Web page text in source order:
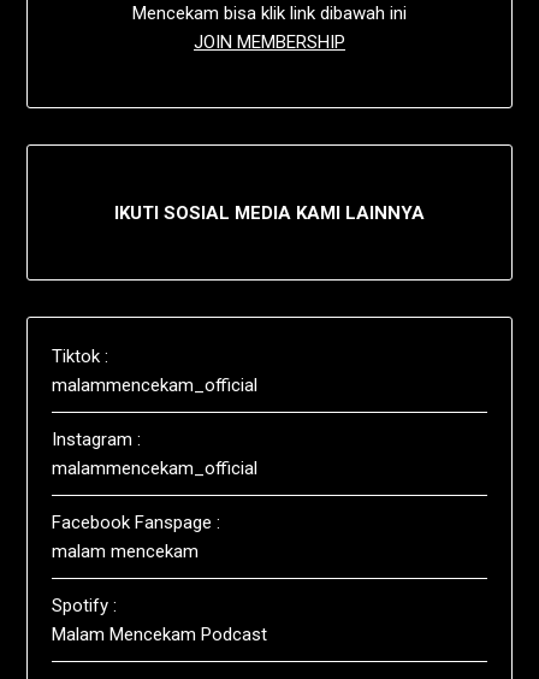
Mencekam bisa klik link dibawah ini
JOIN MEMBERSHIP
IKUTI SOSIAL MEDIA KAMI LAINNYA
Tiktok :
malammencekam_official
Instagram :
malammencekam_official
Facebook Fanspage :
malam mencekam
Spotify :
Malam Mencekam Podcast